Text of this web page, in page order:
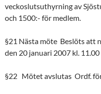
veckoslutsuthyrning av
och 1500:- för medlem.
§21 Nästa möte Beslöts att
den 20 januari 2007 kl.
§22 Mötet avslutas Ordf.